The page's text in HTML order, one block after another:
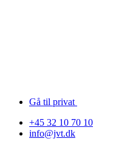
Gå til privat
+45 32 10 70 10
info@jvt.dk